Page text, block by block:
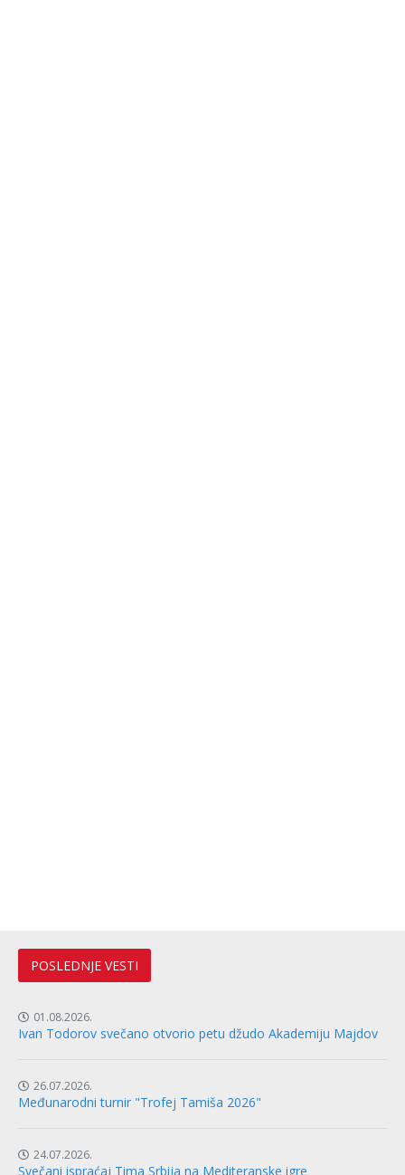
POSLEDNJE VESTI
01.08.2026.
Ivan Todorov svečano otvorio petu džudo Akademiju Majdov
26.07.2026.
Međunarodni turnir "Trofej Tamiša 2026"
24.07.2026.
Svečani ispraćaj Tima Srbija na Mediteranske igre